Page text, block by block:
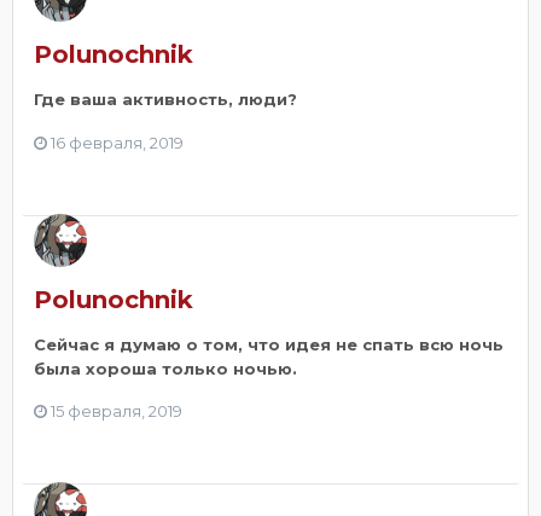
Polunochnik
Где ваша активность, люди?
16 февраля, 2019
Polunochnik
Сейчас я думаю о том, что идея не спать всю ночь
была хороша только ночью.
15 февраля, 2019